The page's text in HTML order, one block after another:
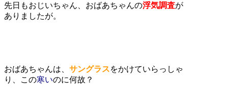
先日もおじいちゃん、おばあちゃんの浮気調査が
ありましたが。
おばあちゃんは、 サングラスをかけていらっしゃ
り、この寒いのに何故？